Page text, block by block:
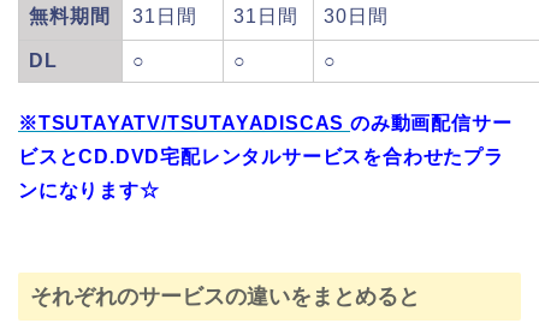
無料期間 31日間 31日間 30日間
DL ○ ○ ○
※TSUTAYATV/TSUTAYADISCASのみ動画配信サー
ビスとCD.DVD宅配レンタルサービスを合わせたプラ
ンになります☆
それぞれのサービスの違いをまとめると